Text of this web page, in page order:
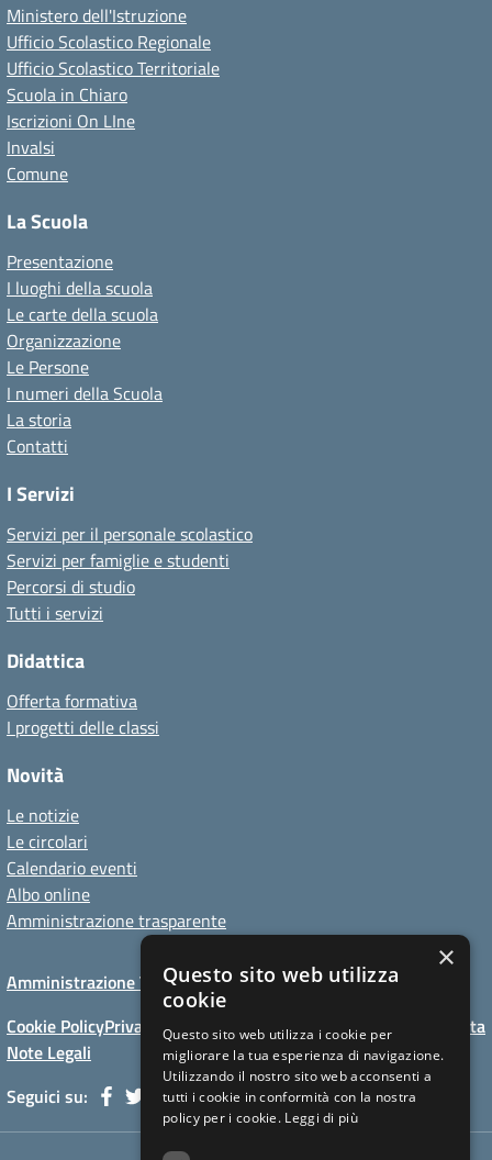
Ministero dell'Istruzione
Ufficio Scolastico Regionale
Ufficio Scolastico Territoriale
Scuola in Chiaro
Iscrizioni On LIne
Invalsi
Comune
La Scuola
Presentazione
I luoghi della scuola
Le carte della scuola
Organizzazione
Le Persone
I numeri della Scuola
La storia
Contatti
I Servizi
Servizi per il personale scolastico
Servizi per famiglie e studenti
Percorsi di studio
Tutti i servizi
Didattica
Offerta formativa
I progetti delle classi
Novità
Le notizie
Le circolari
Calendario eventi
Albo online
Amministrazione trasparente
Amministrazione TrasparenteAlbo onlinePrivacy Policy
Cookie PolicyPrivacy Policy website
Dichiarazioni di accessibilita
Note Legali
Seguici su:
×
Questo sito web utilizza
cookie
Questo sito web utilizza i cookie per
migliorare la tua esperienza di navigazione.
Utilizzando il nostro sito web acconsenti a
tutti i cookie in conformità con la nostra
policy per i cookie. Leggi di più